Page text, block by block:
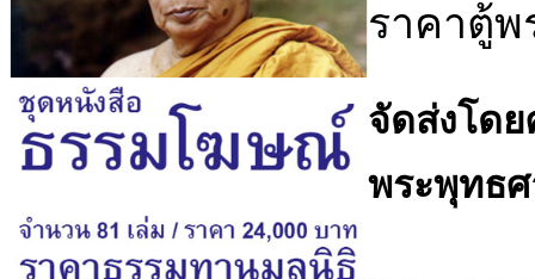
ราคาตู้พ
จัดส่งโด
พระพุทธ